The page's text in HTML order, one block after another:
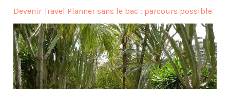
Devenir Travel Planner sans le bac : parcours possible